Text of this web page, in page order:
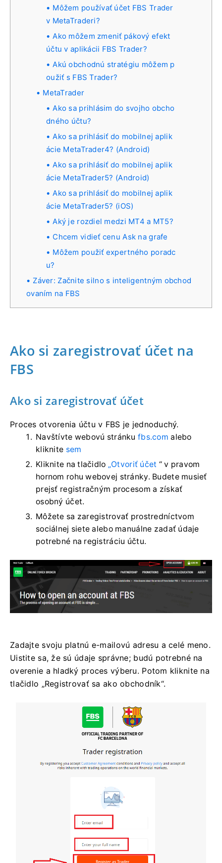
Môžem používať účet FBS Trader
v MetaTraderi?
Ako môžem zmeniť pákový efekt
účtu v aplikácii FBS Trader?
Akú obchodnú stratégiu môžem p
oužiť s FBS Trader?
MetaTrader
Ako sa prihlásim do svojho obcho
dného účtu?
Ako sa prihlásiť do mobilnej aplik
ácie MetaTrader4? (Android)
Ako sa prihlásiť do mobilnej aplik
ácie MetaTrader5? (Android)
Ako sa prihlásiť do mobilnej aplik
ácie MetaTrader5? (iOS)
Aký je rozdiel medzi MT4 a MT5?
Chcem vidieť cenu Ask na grafe
Môžem použiť expertného poradc
u?
Záver: Začnite silno s inteligentným obchod
ovaním na FBS
Ako si zaregistrovať účet na
FBS
Ako si zaregistrovať účet
Proces otvorenia účtu v FBS je jednoduchý.
Navštívte webovú stránku fbs.com alebo
kliknite sem
Kliknite na tlačidlo „Otvoriť účet “ v pravom
hornom rohu webovej stránky. Budete musieť
prejsť registračným procesom a získať
osobný účet.
Môžete sa zaregistrovať prostredníctvom
sociálnej siete alebo manuálne zadať údaje
potrebné na registráciu účtu.
Zadajte svoju platnú e-mailovú adresu a celé meno.
Uistite sa, že sú údaje správne; budú potrebné na
overenie a hladký proces výberu. Potom kliknite na
tlačidlo „Registrovať sa ako obchodník“.